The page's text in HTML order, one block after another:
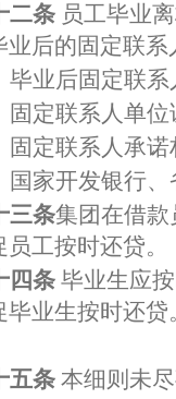
二条员工毕业
业后的固定联系
毕业后固定联
固定联系人单
固定联系人承诺
国家开发银行
三条集团在借
工按时还贷。
四条毕业生应
业生按时还贷
五条本细则未